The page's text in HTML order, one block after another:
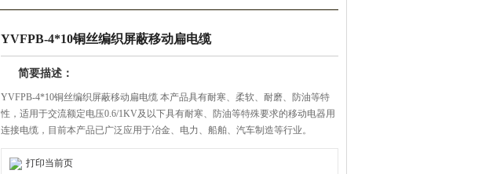
YVFPB-4*10铜丝编织屏蔽移动扁电缆
简要描述：
YVFPB-4*10铜丝编织屏蔽移动扁电缆 本产品具有耐寒、柔软、耐磨、防油等特
性，适用于交流额定电压0.6/1KV及以下具有耐寒、防油等特殊要求的移动电器用
连接电缆，目前本产品已广泛应用于冶金、电力、船舶、汽车制造等行业。
打印当前页